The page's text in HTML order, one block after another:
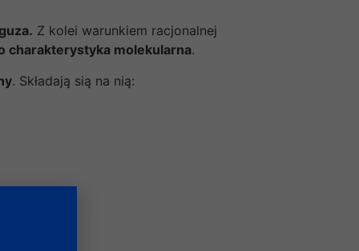
Z kolei warunkiem racjonalnej
charakterystyka molekularna.
. Składają sią na nią: